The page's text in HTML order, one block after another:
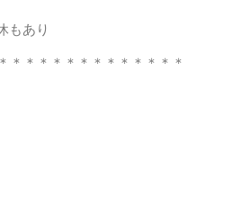
もあり
＊＊＊＊＊＊＊＊＊＊＊＊＊